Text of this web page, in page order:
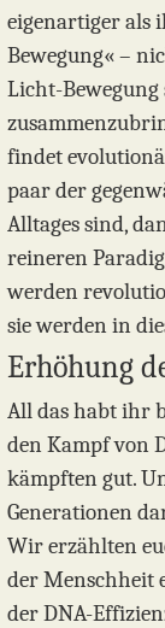
eigenartiger als
Bewegung« –
Licht-Bewegung
findet
paar der
Alltages sind,
reineren
werden
sie werden in
Erhöhung
All das habt ihr
den Kampf von
kämpften gut.
Generationen
Wir erzählten
der Menschheit
der DNA-